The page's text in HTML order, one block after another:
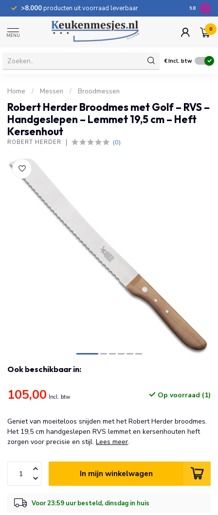
>8.000producten uit voorraad leverbaar 100
9.8
MENU
0
€Incl. btw
Home / Messen / Broodmessen
Robert Herder Broodmes met Golf – RVS –
Handgeslepen – Lemmet 19,5 cm – Heft
Kersenhout
ROBERT HERDER (0)
Ook beschikbaar in:
105,00 Incl. btw Op voorraad (1)
Geniet van moeiteloos snijden met het Robert Herder broodmes.
Het 19,5 cm handgeslepen RVS lemmet en kersenhouten heft
zorgen voor precisie en stijl. Lees meer.
In mijn winkelwagen
Voor 23:59 uur besteld, dinsdag in huis